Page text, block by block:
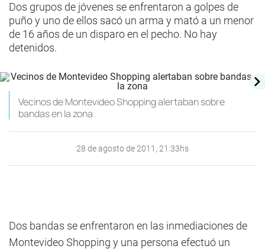
Dos grupos de jóvenes se enfrentaron a golpes de
puño y uno de ellos sacó un arma y mató a un menor
de 16 años de un disparo en el pecho. No hay
detenidos.
Vecinos de Montevideo Shopping alertaban sobre
bandas en la zona
28 de agosto de 2011, 21:33hs
Dos bandas se enfrentaron en las inmediaciones de
Montevideo Shopping y una persona efectuó un